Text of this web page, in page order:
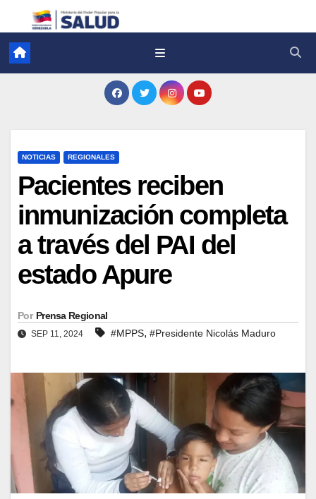
NOTICIAS REGIONALES
Pacientes reciben
inmunización completa
a través del PAI del
estado Apure
Por Prensa Regional
SEP 11, 2024 #MPPS, #Presidente Nicolás Maduro